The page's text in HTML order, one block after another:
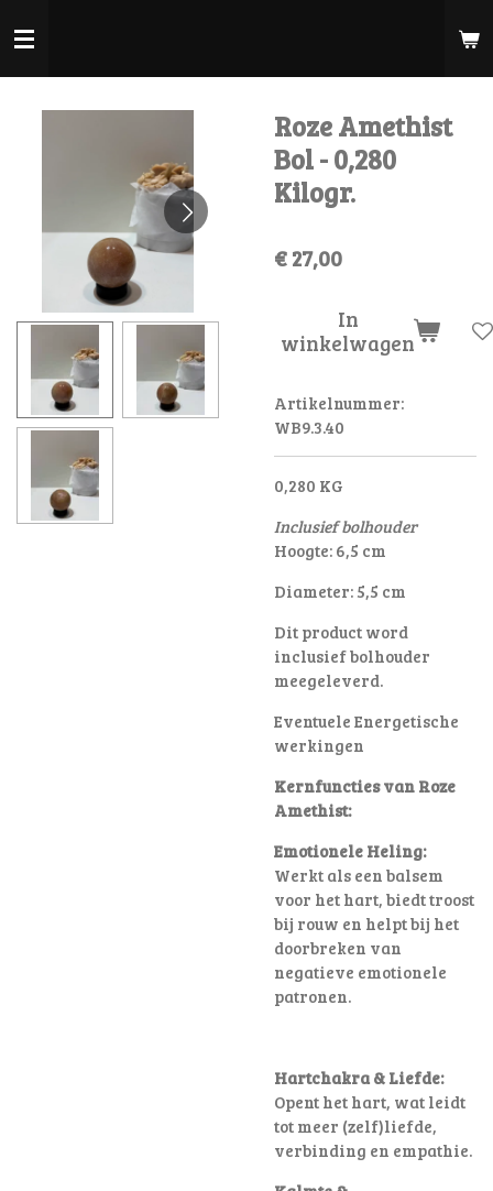
direct
Roze Amethist
Bol - 0,280
Kilogr.
€ 27,00
In
winkelwagen
Artikelnummer:
WB9.3.40
0,280 KG
Inclusief bolhouder
Hoogte: 6,5 cm
Diameter: 5,5 cm
Dit product word
inclusief bolhouder
meegeleverd.
Eventuele Energetische
werkingen
Kernfuncties van Roze
Amethist:
Emotionele Heling:
Werkt als een balsem
voor het hart, biedt troost
bij rouw en helpt bij het
doorbreken van
negatieve emotionele
patronen.
Hartchakra & Liefde:
Opent het hart, wat leidt
tot meer (zelf)liefde,
verbinding en empathie.